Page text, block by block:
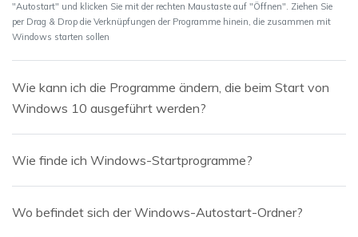
"Autostart" und klicken Sie mit der rechten Maustaste auf "Öffnen". Ziehen Sie
per Drag & Drop die Verknüpfungen der Programme hinein, die zusammen mit
Windows starten sollen
Wie kann ich die Programme ändern, die beim Start von
Windows 10 ausgeführt werden?
Wie finde ich Windows-Startprogramme?
Wo befindet sich der Windows-Autostart-Ordner?